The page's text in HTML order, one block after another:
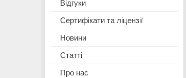
Відгуки
Сертифікати та ліцензії
Новини
Статті
Про нас